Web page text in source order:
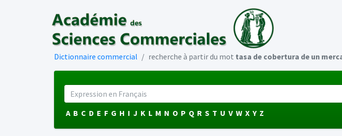
Dictionnaire commercial recherche à partir du mot tasa de cobertura de un
A B C D E F G H I J K L M N O P Q R S T U V W X Y Z